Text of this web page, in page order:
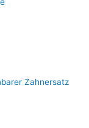
Zahnersatz